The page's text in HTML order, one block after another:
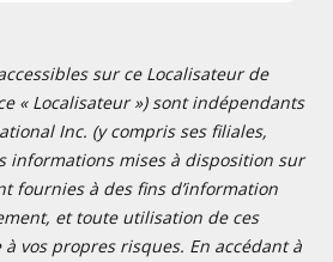
sur ce Localisateur de
« Localisateur ») sont indépendants
Inc. (y compris ses filiales,
informations mises à disposition sur
fournies à des fins d’information
et toute utilisation de ces
vos propres risques. En accédant à